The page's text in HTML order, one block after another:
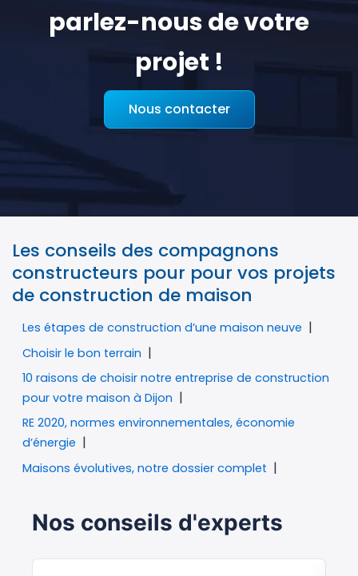
parlez-nous de votre
projet !
Nous contacter
Les conseils des compagnons
constructeurs pour pour vos projets
de construction de maison
Les étapes de construction d’une maison neuve
Choisir le bon terrain
10 raisons de choisir notre entreprise de construction
pour votre maison à Dijon
RE 2020, normes environnementales, économie
d’énergie
Maisons évolutives, notre dossier complet
Nos conseils d'experts